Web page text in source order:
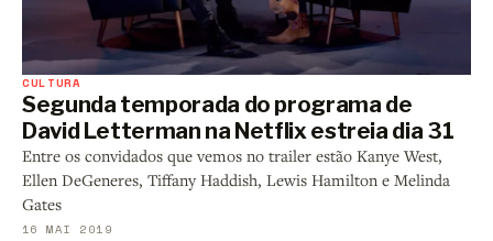
CULTURA
Segunda temporada do programa de
David Letterman na Netflix estreia dia 31
Entre os convidados que vemos no trailer estão Kanye West,
Ellen DeGeneres, Tiffany Haddish, Lewis Hamilton e Melinda
Gates
16 MAI 2019